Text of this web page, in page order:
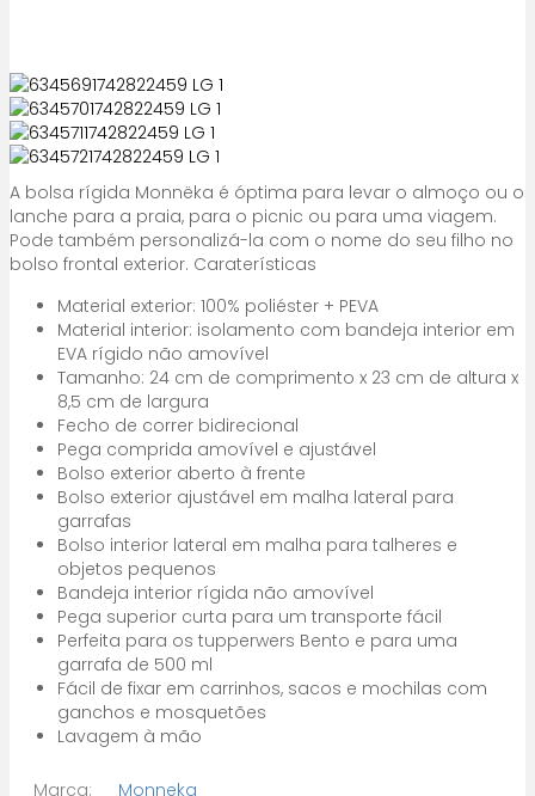
A bolsa rígida Monnëka é óptima para levar o almoço ou o
lanche para a praia, para o picnic ou para uma viagem.
Pode também personalizá-la com o nome do seu filho no
bolso frontal exterior. Caraterísticas
Material exterior: 100% poliéster + PEVA
Material interior: isolamento com bandeja interior em
EVA rígido não amovível
Tamanho: 24 cm de comprimento x 23 cm de altura x
8,5 cm de largura
Fecho de correr bidirecional
Pega comprida amovível e ajustável
Bolso exterior aberto à frente
Bolso exterior ajustável em malha lateral para
garrafas
Bolso interior lateral em malha para talheres e
objetos pequenos
Bandeja interior rígida não amovível
Pega superior curta para um transporte fácil
Perfeita para os tupperwers Bento e para uma
garrafa de 500 ml
Fácil de fixar em carrinhos, sacos e mochilas com
ganchos e mosquetões
Lavagem à mão
Marca: Monneka